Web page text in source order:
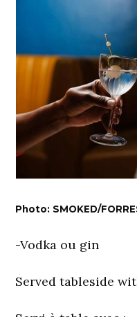
Photo: SMOKED/
-Vodka ou gin
Served tableside